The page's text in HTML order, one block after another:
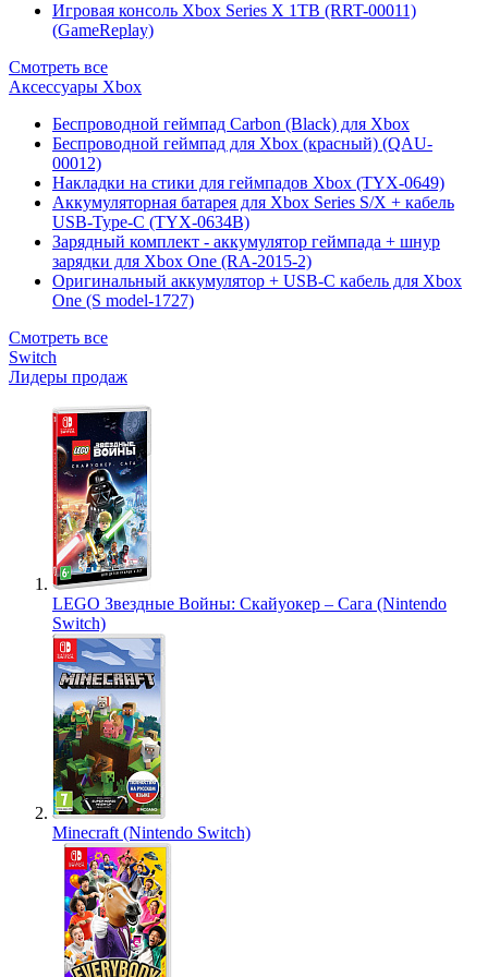
Игровая консоль Xbox Series X 1TB (RRT-00011)
(GameReplay)
Смотреть все
Аксессуары Xbox
Беспроводной геймпад Carbon (Black) для Xbox
Беспроводной геймпад для Xbox (красный) (QAU-
00012)
Накладки на стики для геймпадов Xbox (TYX-0649)
Аккумуляторная батарея для Xbox Series S/X + кабель
USB-Type-C (TYX-0634B)
Зарядный комплект - аккумулятор геймпада + шнур
зарядки для Xbox One (RA-2015-2)
Оригинальный аккумулятор + USB-C кабель для Xbox
One (S model-1727)
Смотреть все
Switch
Лидеры продаж
LEGO Звездные Войны: Скайуокер – Сага (Nintendo
Switch)
Minecraft (Nintendo Switch)